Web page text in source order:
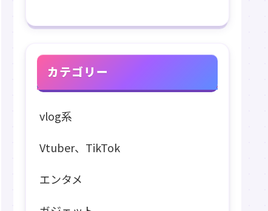
メンバーなどのプ
YouTubeチャンネ
カテゴリー
vlog系
Vtuber、TikTok
エンタメ